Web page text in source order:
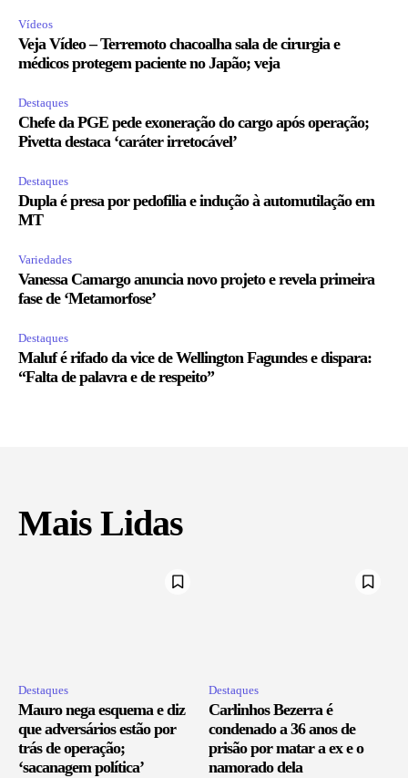
Vídeos
Veja Vídeo – Terremoto chacoalha sala de cirurgia e
médicos protegem paciente no Japão; veja
Destaques
Chefe da PGE pede exoneração do cargo após operação;
Pivetta destaca ‘caráter irretocável’
Destaques
Dupla é presa por pedofilia e indução à automutilação em
MT
Variedades
Vanessa Camargo anuncia novo projeto e revela primeira
fase de ‘Metamorfose’
Destaques
Maluf é rifado da vice de Wellington Fagundes e dispara:
“Falta de palavra e de respeito”
Mais Lidas
Destaques
Mauro nega esquema e diz
que adversários estão por
trás de operação;
‘sacanagem política’
Destaques
Carlinhos Bezerra é
condenado a 36 anos de
prisão por matar a ex e o
namorado dela